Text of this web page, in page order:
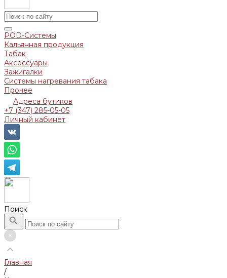
POD-Системы
Кальянная продукция
Табак
Аксессуары
Зажигалки
Системы нагревания табака
Прочее
Адреса бутиков
+7 (347) 285-05-05
Личный кабинет
Поиск
Главная
/